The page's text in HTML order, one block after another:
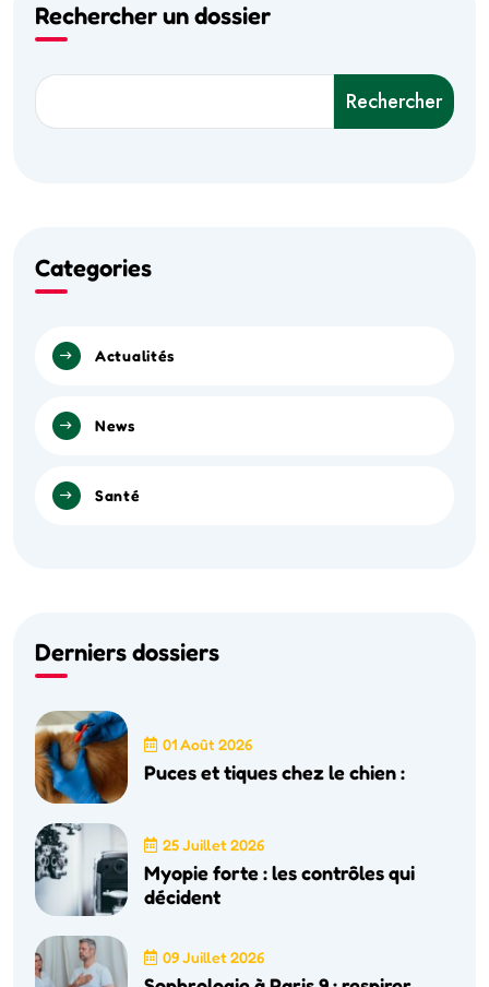
Rechercher un dossier
Rechercher
Categories
Actualités
News
Santé
Derniers dossiers
01 Août 2026
Puces et tiques chez le chien :
25 Juillet 2026
Myopie forte : les contrôles qui
décident
09 Juillet 2026